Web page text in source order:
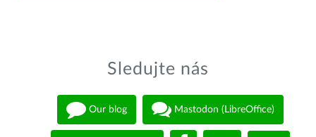
Sledujte nás
Our blog Mastodon (LibreOffice)